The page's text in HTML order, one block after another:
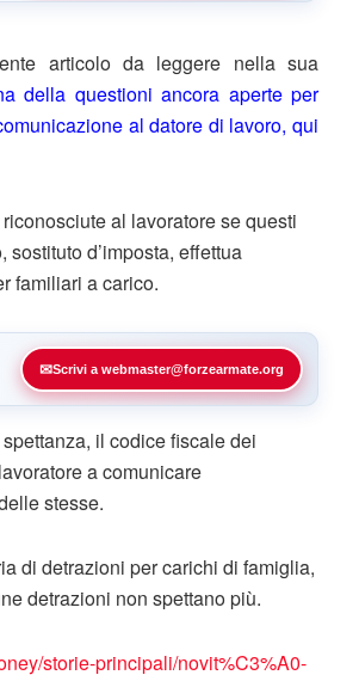
articolo da leggere nella sua
della questioni ancora aperte per
al datore di lavoro, qui
al lavoratore se questi
d’imposta, effettua
familiari a carico.
✉Scrivi a webmaster@forzearmate.org
il codice fiscale dei
a comunicare
stesse.
di detrazioni per carichi di famiglia,
detrazioni non spettano più.
storie-principali/novit%C3%A0-